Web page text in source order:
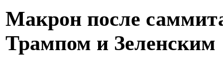
Макрон после
Трампом и Зеленским